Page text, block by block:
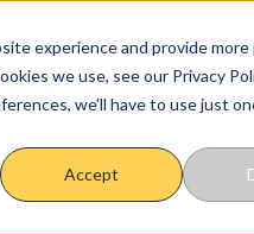
experience and provide more
we use, see our Privacy
we'll have to use just
Accept
Outils